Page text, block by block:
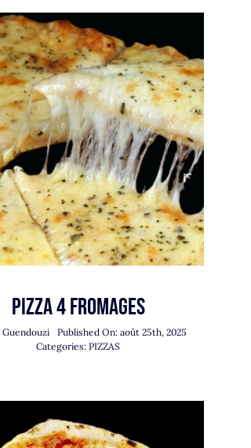
Pizza 4 Fromages
Guendouzi
Published On: août 25th, 2025
Categories:PIZZAS